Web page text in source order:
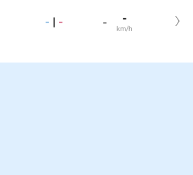
- | - - -
km/h